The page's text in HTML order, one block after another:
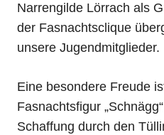
Narrengilde Lörrach als
der Fasnachtsclique
unsere Jugendmitglieder.
Eine besondere Freude
Fasnachtsfigur
Schaffung durch den